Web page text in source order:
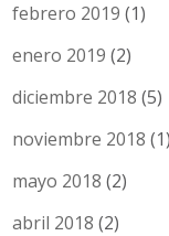
febrero 2019 (1)
enero 2019 (2)
diciembre 2018 (5)
noviembre 2018 (1)
mayo 2018 (2)
abril 2018 (2)